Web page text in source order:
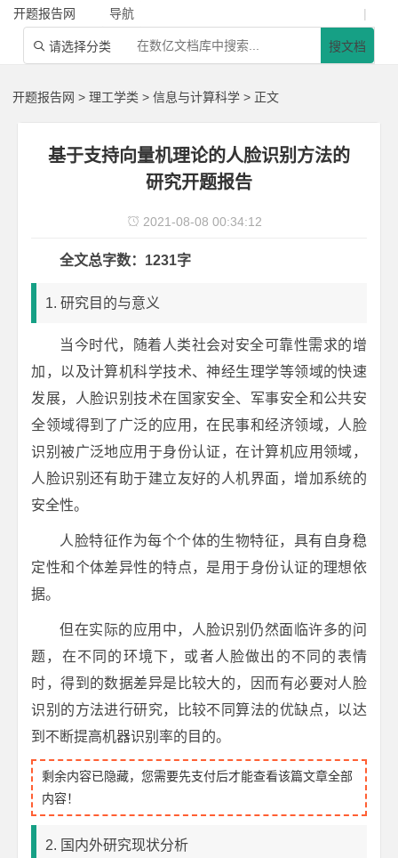
开题报告网 导航 |
 请选择分类 搜文档
开题报告网 >理工学类 >信息与计算科学 > 正文
基于支持向量机理论的人脸识别方法的
研究开题报告
 2021-08-08 00:34:12
全文总字数：1231字
1. 研究目的与意义
当今时代，随着人类社会对安全可靠性需求的增
加，以及计算机科学技术、神经生理学等领域的快速
发展，人脸识别技术在国家安全、军事安全和公共安
全领域得到了广泛的应用，在民事和经济领域，人脸
识别被广泛地应用于身份认证，在计算机应用领域，
人脸识别还有助于建立友好的人机界面，增加系统的
安全性。
人脸特征作为每个个体的生物特征，具有自身稳
定性和个体差异性的特点，是用于身份认证的理想依
据。
但在实际的应用中，人脸识别仍然面临许多的问
题，在不同的环境下，或者人脸做出的不同的表情
时，得到的数据差异是比较大的，因而有必要对人脸
识别的方法进行研究，比较不同算法的优缺点，以达
到不断提高机器识别率的目的。
剩余内容已隐藏，您需要先支付后才能查看该篇文章全部
内容！
2. 国内外研究现状分析